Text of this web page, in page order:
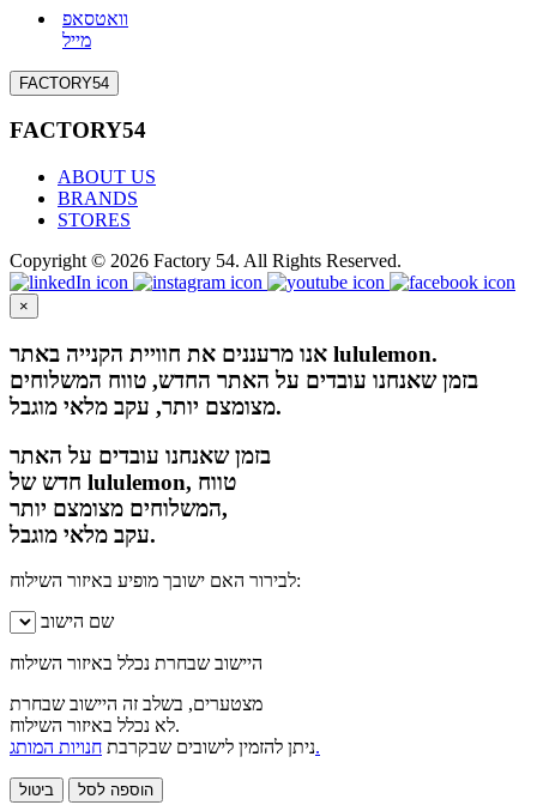
וואטסאפ
מייל
FACTORY54
FACTORY54
ABOUT US
BRANDS
STORES
Copyright © 2026 Factory 54. All Rights Reserved.
×
אנו מרעננים את חוויית הקנייה באתר lululemon.
בזמן שאנחנו עובדים על האתר החדש, טווח המשלוחים
מצומצם יותר, עקב מלאי מוגבל.
בזמן שאנחנו עובדים על האתר
חדש של lululemon, טווח
המשלוחים מצומצם יותר,
עקב מלאי מוגבל.
לבירור האם ישובך מופיע באיזור השילוח:
שם הישוב
היישוב שבחרת נכלל באיזור השילוח
מצטערים, בשלב זה היישוב שבחרת
לא נכלל באיזור השילוח.
ניתן להזמין לישובים שבקרבתחנויות המותג.
ביטול הוספה לסל